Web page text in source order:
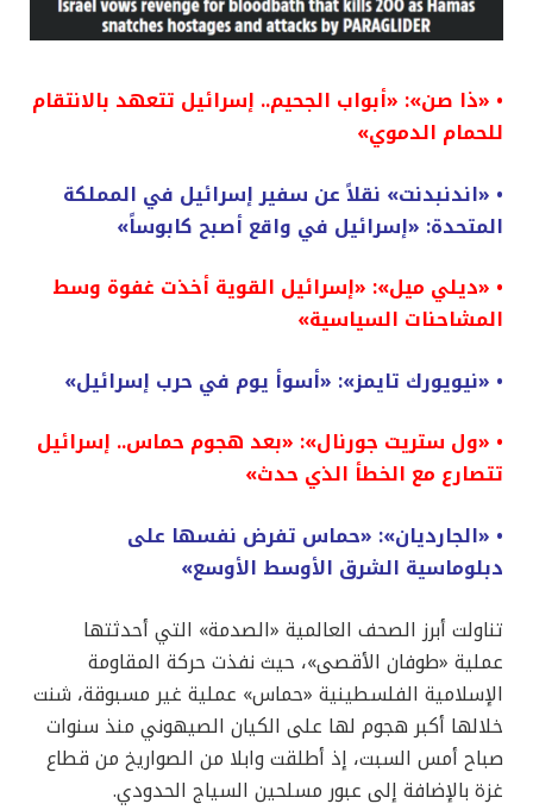
• «ذا صن»: «أبواب الجحيم.. إسرائيل تتعهد بالانتقام
للحمام الدموي»
• «اندنبدنت» نقلاً عن سفير إسرائيل في المملكة
المتحدة: «إسرائيل في واقع أصبح كابوساً»
• «ديلي ميل»: «إسرائيل القوية أخذت غفوة وسط
المشاحنات السياسية»
• «نيويورك تايمز»: «أسوأ يوم في حرب إسرائيل»
• «ول ستريت جورنال»: «بعد هجوم حماس.. إسرائيل
تتصارع مع الخطأ الذي حدث»
• «الجارديان»: «حماس تفرض نفسها على
دبلوماسية الشرق الأوسط الأوسع»
تناولت أبرز الصحف العالمية «الصدمة» التي أحدثتها
عملية «طوفان الأقصى»، حيث نفذت حركة المقاومة
الإسلامية الفلسطينية «حماس» عملية غير مسبوقة، شنت
خلالها أكبر هجوم لها على الكيان الصيهوني منذ سنوات
صباح أمس السبت، إذ أطلقت وابلا من الصواريخ من قطاع
غزة بالإضافة إلى عبور مسلحين السياج الحدودي.